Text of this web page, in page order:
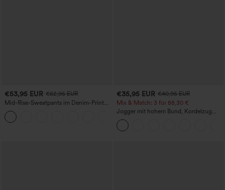
€53,95 EUR €62,95 EUR
Mid-Rise-Sweatpants im Denim-Print
aus French Terry, lässig, mit Taschen
€35,95 EUR €40,95 EUR
Mix & Match: 3 für 88,30 €
Jogger mit hohem Bund, Kordelzug
und Raffung, schmal zulaufend,
schnelltrocknend mit kühlendem Griff,
mit Taschen - UPF40+